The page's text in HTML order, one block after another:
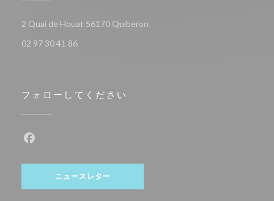
2 Quai de Houat 56170 Quiberon
02 97 30 41 86
フォローしてください
ニュースレター